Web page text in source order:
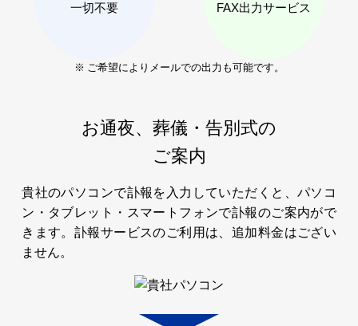
一切不要
FAX出力サービス
※ ご希望によりメールでの出力も可能です。
お通夜、葬儀・告別式の
ご案内
貴社のパソコンで訃報を入力していただくと、パソコ
ン・タブレット・スマートフォンで訃報のご案内がで
きます。訃報サービスのご利用は、追加料金はござい
ません。